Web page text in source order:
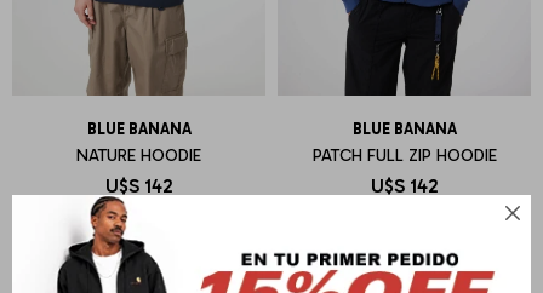

BLUE BANANA
NATURE HOODIE
U$S 142
BLUE BANANA
PATCH FULL ZIP HOODIE
U$S 142